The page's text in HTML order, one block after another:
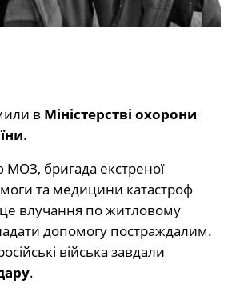
в Міністерстві охорони
.
МОЗ, бригада екстреної
та медицини катастроф
влучання по житловому
допомогу постраждалим.
війська завдали
.